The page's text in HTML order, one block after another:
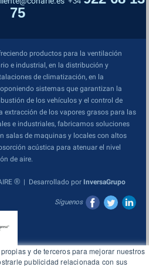
y de terceros para mejorar nuestros
publicidad relacionada con sus
75
productos para la ventilación
e industrial, en la distribución y
de climatización, en la
sistemas que garantizan la
de los vehículos y el control de
extracción de los vapores grasos para las
e industriales, fabricamos soluciones
salas de maquinas y locales con altos
acústica para atenuar el nivel
de aire.
® | Desarrollado por InversaGrupo
Síguenos